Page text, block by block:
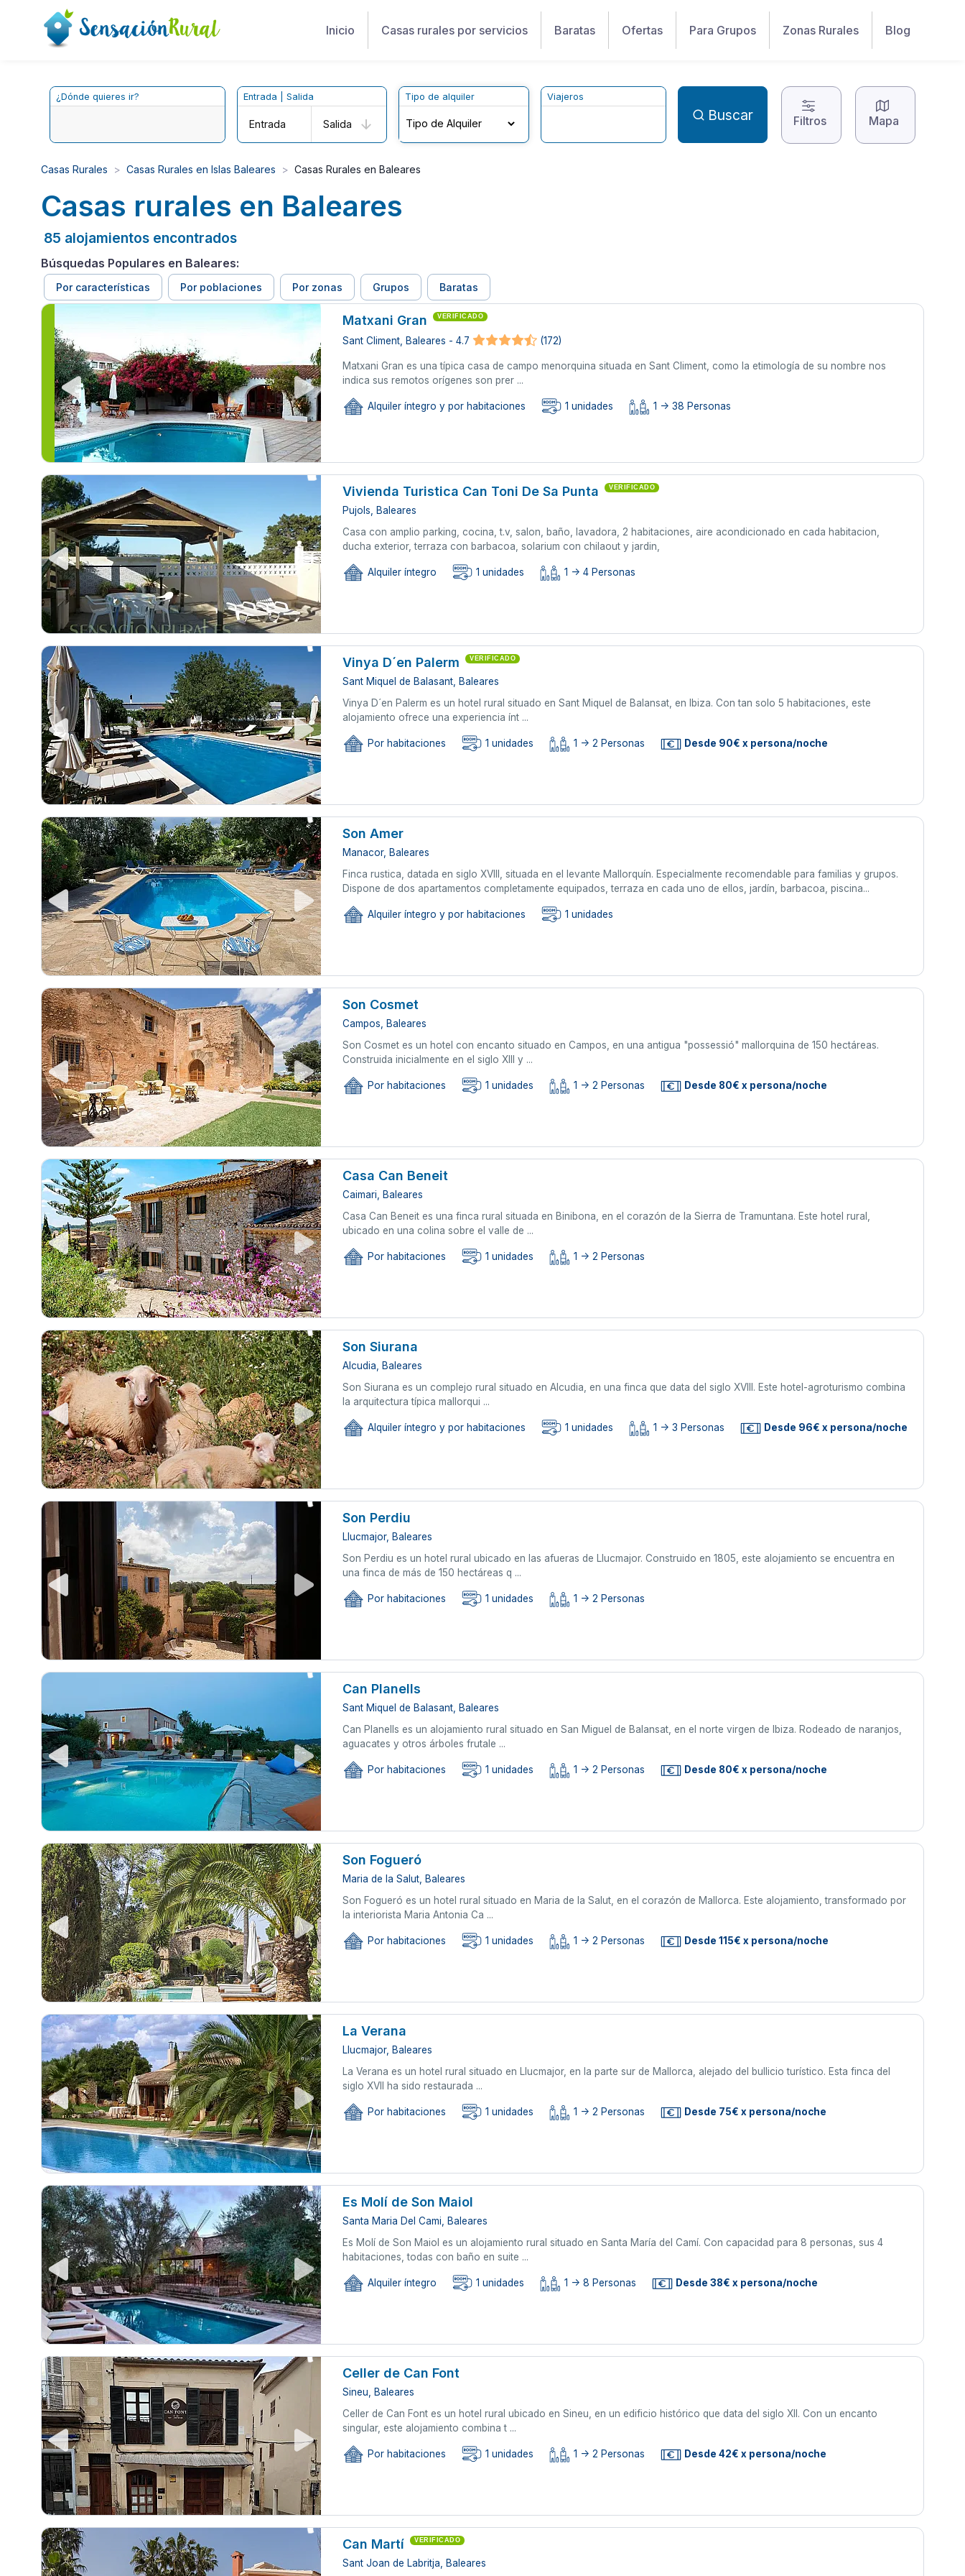
Inicio Casas rurales por servicios Baratas Ofertas Para Grupos Zonas Rurales Blog
¿Dónde quieres ir? Entrada | Salida
Entrada Salida
Tipo de alquiler Viajeros
Buscar Filtros Mapa
Casas Rurales Casas Rurales en Islas Baleares Casas Rurales en Baleares
Casas rurales en Baleares
85 alojamientos encontrados
Búsquedas Populares en Baleares:
Por características Por poblaciones Por zonas Grupos Baratas
Matxani Gran VERIFICADO
Sant Climent, Baleares - 4.7 (172)
Matxani Gran es una típica casa de campo menorquina situada en Sant Climent, como la etimología de su nombre nos
indica sus remotos orígenes son prer ...
Alquiler íntegro y por habitaciones 1 unidades 1 -> 38 Personas
Vivienda Turistica Can Toni De Sa Punta VERIFICADO
Pujols, Baleares
Casa con amplio parking, cocina, t.v, salon, baño, lavadora, 2 habitaciones, aire acondicionado en cada habitacion,
ducha exterior, terraza con barbacoa, solarium con chilaout y jardin,
Alquiler íntegro 1 unidades 1 -> 4 Personas
Vinya D´en Palerm VERIFICADO
Sant Miquel de Balasant, Baleares
Vinya D´en Palerm es un hotel rural situado en Sant Miquel de Balansat, en Ibiza. Con tan solo 5 habitaciones, este
alojamiento ofrece una experiencia ínt ...
Por habitaciones 1 unidades 1 -> 2 Personas Desde 90€ x persona/noche
Son Amer
Manacor, Baleares
Finca rustica, datada en siglo XVIII, situada en el levante Mallorquín. Especialmente recomendable para familias y grupos.
Dispone de dos apartamentos completamente equipados, terraza en cada uno de ellos, jardín, barbacoa, piscina...
Alquiler íntegro y por habitaciones 1 unidades
Son Cosmet
Campos, Baleares
Son Cosmet es un hotel con encanto situado en Campos, en una antigua "possessió" mallorquina de 150 hectáreas.
Construida inicialmente en el siglo XIII y ...
Por habitaciones 1 unidades 1 -> 2 Personas Desde 80€ x persona/noche
Casa Can Beneit
Caimari, Baleares
Casa Can Beneit es una finca rural situada en Binibona, en el corazón de la Sierra de Tramuntana. Este hotel rural,
ubicado en una colina sobre el valle de ...
Por habitaciones 1 unidades 1 -> 2 Personas
Son Siurana
Alcudia, Baleares
Son Siurana es un complejo rural situado en Alcudia, en una finca que data del siglo XVIII. Este hotel-agroturismo combina
la arquitectura típica mallorqui ...
Alquiler íntegro y por habitaciones 1 unidades 1 -> 3 Personas Desde 96€ x persona/noche
Son Perdiu
Llucmajor, Baleares
Son Perdiu es un hotel rural ubicado en las afueras de Llucmajor. Construido en 1805, este alojamiento se encuentra en
una finca de más de 150 hectáreas q ...
Por habitaciones 1 unidades 1 -> 2 Personas
Can Planells
Sant Miquel de Balasant, Baleares
Can Planells es un alojamiento rural situado en San Miguel de Balansat, en el norte virgen de Ibiza. Rodeado de naranjos,
aguacates y otros árboles frutale ...
Por habitaciones 1 unidades 1 -> 2 Personas Desde 80€ x persona/noche
Son Fogueró
Maria de la Salut, Baleares
Son Fogueró es un hotel rural situado en Maria de la Salut, en el corazón de Mallorca. Este alojamiento, transformado por
la interiorista Maria Antonia Ca ...
Por habitaciones 1 unidades 1 -> 2 Personas Desde 115€ x persona/noche
La Verana
Llucmajor, Baleares
La Verana es un hotel rural situado en Llucmajor, en la parte sur de Mallorca, alejado del bullicio turístico. Esta finca del
siglo XVII ha sido restaurada ...
Por habitaciones 1 unidades 1 -> 2 Personas Desde 75€ x persona/noche
Es Molí de Son Maiol
Santa Maria Del Cami, Baleares
Es Molí de Son Maiol es un alojamiento rural situado en Santa María del Camí. Con capacidad para 8 personas, sus 4
habitaciones, todas con baño en suite ...
Alquiler íntegro 1 unidades 1 -> 8 Personas Desde 38€ x persona/noche
Celler de Can Font
Sineu, Baleares
Celler de Can Font es un hotel rural ubicado en Sineu, en un edificio histórico que data del siglo XII. Con un encanto
singular, este alojamiento combina t ...
Por habitaciones 1 unidades 1 -> 2 Personas Desde 42€ x persona/noche
Can Martí VERIFICADO
Sant Joan de Labritja, Baleares